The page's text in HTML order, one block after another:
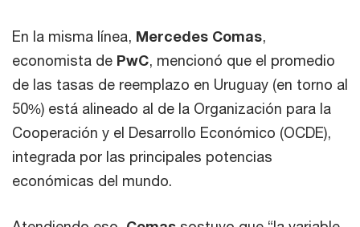
En la misma línea, Mercedes Comas,
economista de PwC, mencionó que el promedio
de las tasas de reemplazo en Uruguay (en torno al
50%) está alineado al de la Organización para la
Cooperación y el Desarrollo Económico (OCDE),
integrada por las principales potencias
económicas del mundo.